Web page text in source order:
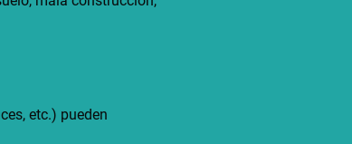
etc.) pueden